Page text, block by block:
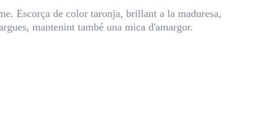
Escorça de color taronja, brillant a la maduresa,
mantenint també una mica d'amargor.